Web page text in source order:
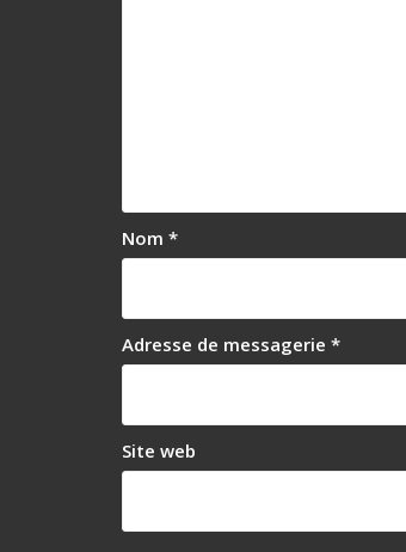
e
l
a
r
i
c
l
Nom *
Adresse de messagerie *
Site web